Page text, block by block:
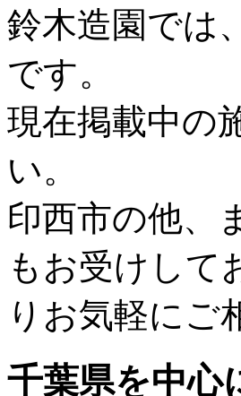
鈴木造園では
です。
現在掲載中の
い。
印西市の他、
もお受けして
りお気軽にご
千葉県を中心